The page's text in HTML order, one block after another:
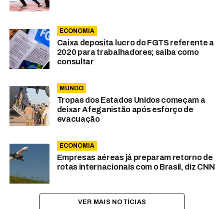
ECONOMIA
Caixa deposita lucro do FGTS referente a
2020 para trabalhadores; saiba como
consultar
MUNDO
Tropas dos Estados Unidos começam a
deixar Afeganistão após esforço de
evacuação
ECONOMIA
Empresas aéreas já preparam retorno de
rotas internacionais com o Brasil, diz CNN
VER MAIS NOTÍCIAS